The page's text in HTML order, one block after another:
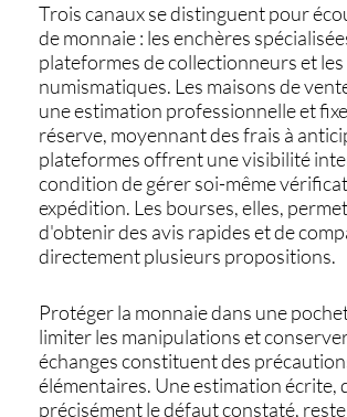
Trois canaux se distinguent pour
de monnaie : les enchères
plateformes de collectionneurs et
numismatiques. Les maisons de
une estimation professionnelle et
réserve, moyennant des frais à
plateformes offrent une visibilité
condition de gérer soi-même
expédition. Les bourses, elles,
d'obtenir des avis rapides et de
directement plusieurs propositions.
Protéger la monnaie dans une
limiter les manipulations et
échanges constituent des
élémentaires. Une estimation écrite,
précisément le défaut constaté,